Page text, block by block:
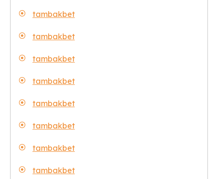
tambakbet
tambakbet
tambakbet
tambakbet
tambakbet
tambakbet
tambakbet
tambakbet